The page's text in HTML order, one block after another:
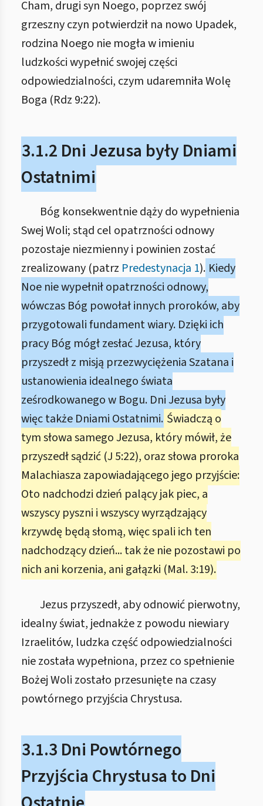
Cham, drugi syn Noego, poprzez swój
grzeszny czyn potwierdził na nowo Upadek,
rodzina Noego nie mogła w imieniu
ludzkości wypełnić swojej części
odpowiedzialności, czym udaremniła Wolę
Boga (Rdz 9:22).
3.1.2 Dni Jezusa były Dniami
Ostatnimi
Bóg konsekwentnie dąży do wypełnienia
Swej Woli; stąd cel opatrzności odnowy
pozostaje niezmienny i powinien zostać
zrealizowany (patrz Predestynacja 1). Kiedy
Noe nie wypełnił opatrzności odnowy,
wówczas Bóg powołał innych proroków, aby
przygotowali fundament wiary. Dzięki ich
pracy Bóg mógł zesłać Jezusa, który
przyszedł z misją przezwyciężenia Szatana i
ustanowienia idealnego świata
ześrodkowanego w Bogu. Dni Jezusa były
więc także Dniami Ostatnimi. Świadczą o
tym słowa samego Jezusa, który mówił, że
przyszedł sądzić (J 5:22), oraz słowa proroka
Malachiasza zapowiadającego jego przyjście:
Oto nadchodzi dzień palący jak piec, a
wszyscy pyszni i wszyscy wyrządzający
krzywdę będą słomą, więc spali ich ten
nadchodzący dzień... tak że nie pozostawi po
nich ani korzenia, ani gałązki (Mal. 3:19).
Jezus przyszedł, aby odnowić pierwotny,
idealny świat, jednakże z powodu niewiary
Izraelitów, ludzka część odpowiedzialności
nie została wypełniona, przez co spełnienie
Bożej Woli zostało przesunięte na czasy
powtórnego przyjścia Chrystusa.
3.1.3 Dni Powtórnego
Przyjścia Chrystusa to Dni